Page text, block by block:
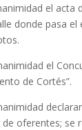
el acta
donde pasa
el
de Cortés”.
oferentes; se